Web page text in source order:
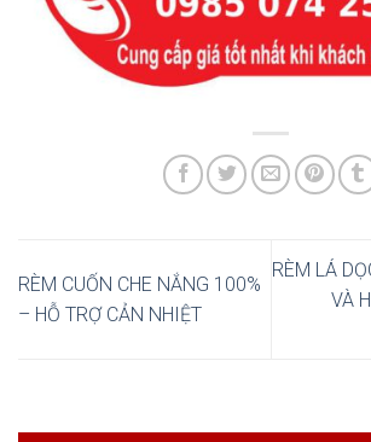
RÈM CUỐN CHE NẮNG 100%
– HỖ TRỢ CẢN NHIỆT
RÈM LÁ
VÀ